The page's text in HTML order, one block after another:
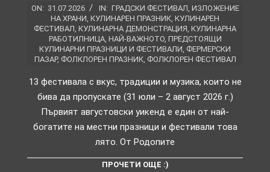
ON: 31.07.2026 IN: ГРАДСКИ ФЕСТИВАЛ, ИЗЛОЖЕНИЕ
НА ХРАНИ, КУЛИНАРЕН ПРАЗНИК, КУЛИНАРЕН
ФЕСТИВАЛ, КУЛИНАРНА ДЕМОНСТРАЦИЯ, КУЛИНАРНА
РАБОТИЛНИЦА, НАЙ-ВАЖНОТО, ПРЕДСТОЯЩИ
КУЛИНАРНИ ПРАЗНИЦИ И ФЕСТИВАЛИ, ФЕРМЕРСКИ
ПАЗАР, ФОЛКЛОРЕН ПРАЗНИК, ФОЛКЛОРЕН ФЕСТИВАЛ
13 фестивала с вкус, традиции и музика, които не
бива да пропускате (31 юли – 2 август 2026 г.)
Първият августовски уикенд е един от най-
богатите на местни празници и фестивали това
лято. От Родопите
ПРОЧЕТИ ОЩЕ :)